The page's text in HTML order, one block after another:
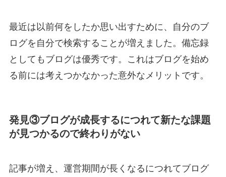
最近は以前何をしたか思い出すために、自分のブ
ログを自分で検索することが増えました。備忘録
としてもブログは優秀です。これはブログを始め
る前には考えつかなかった意外なメリットです。
発見③ブログが成長するにつれて新たな課題
が見つかるので終わりがない
記事が増え、運営期間が長くなるにつれてブログ